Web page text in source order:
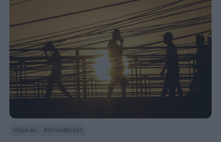
Időjárás Klímaváltozás